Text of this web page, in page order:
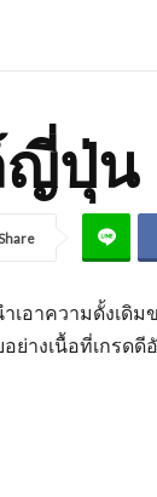
ญี่ปุ่น
อาความดั้งเดิม
ย่างเนื้อที่เกรด